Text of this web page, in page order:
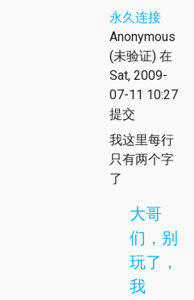
永久连接
Anonymous
(未验证) 在
Sat, 2009-
07-11 10:27
提交
我这里每行
只有两个字
了
大哥
们，别
玩了，
我